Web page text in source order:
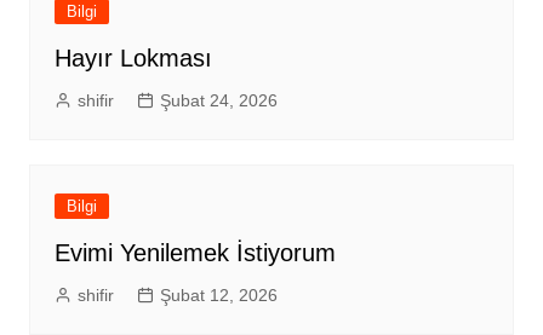
Bilgi
Hayır Lokması
shifir Şubat 24, 2026
Bilgi
Evimi Yenilemek İstiyorum
shifir Şubat 12, 2026